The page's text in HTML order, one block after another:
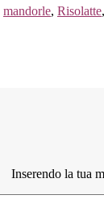
mandorle, Risolatte,
Inserendo la tua